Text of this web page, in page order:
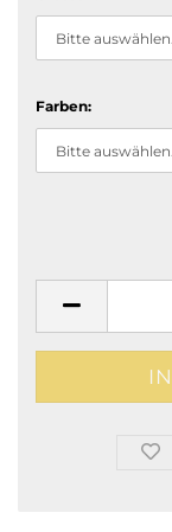
Farben: